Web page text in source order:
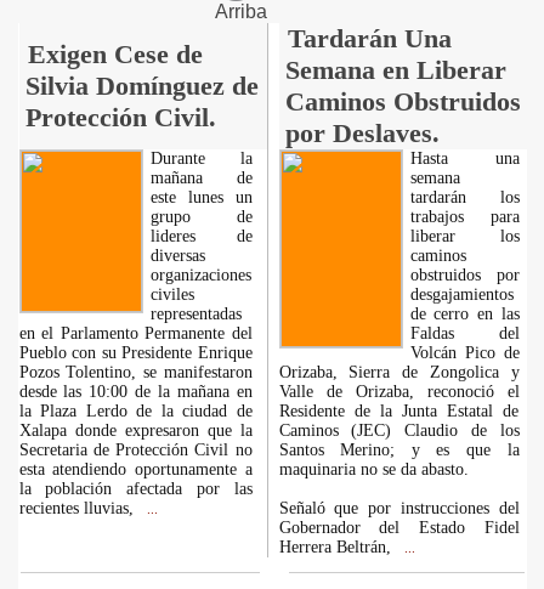
Arriba
Exigen Cese de
Silvia Domínguez de
Protección Civil.
Tardarán Una
Semana en Liberar
Caminos Obstruidos
por Deslaves.
Durante la
mañana de
este lunes un
grupo de
lideres de
diversas
organizaciones
civiles
representadas
en el Parlamento Permanente del
Pueblo con su Presidente Enrique
Pozos Tolentino, se manifestaron
desde las 10:00 de la mañana en
la Plaza Lerdo de la ciudad de
Xalapa donde expresaron que la
Secretaria de Protección Civil no
esta atendiendo oportunamente a
la población afectada por las
recientes lluvias,
Hasta una
semana
tardarán los
trabajos para
liberar los
caminos
obstruidos por
desgajamientos
de cerro en las
Faldas del
Volcán Pico de
Orizaba, Sierra de Zongolica y
Valle de Orizaba, reconoció el
Residente de la Junta Estatal de
Caminos (JEC) Claudio de los
Santos Merino; y es que la
maquinaria no se da abasto.
Señaló que por instrucciones del
Gobernador del Estado Fidel
Herrera Beltrán,